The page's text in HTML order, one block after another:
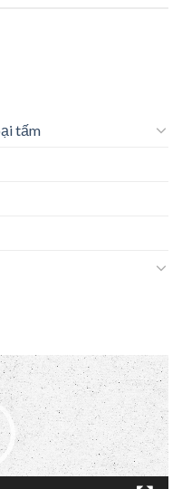
tấm